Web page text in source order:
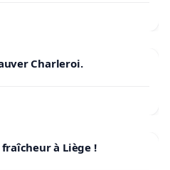
Charleroi.
à Liège !